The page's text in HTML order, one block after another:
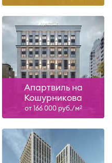
Апартвиль на
Кошурникова
от 166 000 руб./м2